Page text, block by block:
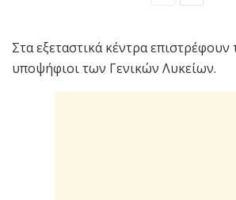
Στα εξεταστικά κέντρα επιστρέφουν
υποψήφιοι των Γενικών Λυκείων.